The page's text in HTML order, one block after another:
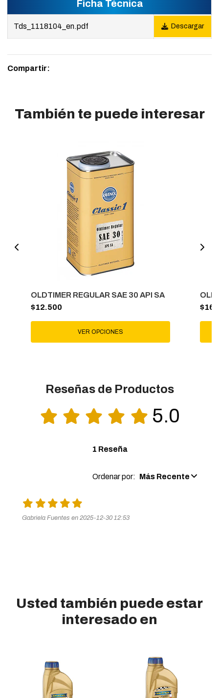
Ficha Técnica
Tds_1118104_en.pdf Descargar
Compartir:
También te puede interesar
OLDTIMER REGULAR SAE 30 API SA
$12.500
VER OPCIONES
Reseñas de Productos
5.0
1 Reseña
Ordenar por: Más Recente
Gabriela Fuentes en 2025-12-30 12:53
Usted también puede estar
interesado en